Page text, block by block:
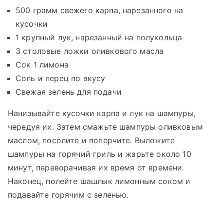
500 грамм свежего карпа, нарезанного на
кусочки
1 крупный лук, нарезанный на полукольца
3 столовые ложки оливкового масла
Сок 1 лимона
Соль и перец по вкусу
Свежая зелень для подачи
Нанизывайте кусочки карпа и лук на шампуры,
чередуя их. Затем смажьте шампуры оливковым
маслом, посолите и поперчите. Выложите
шампуры на горячий гриль и жарьте около 10
минут, переворачивая их время от времени.
Наконец, полейте шашлык лимонным соком и
подавайте горячим с зеленью.